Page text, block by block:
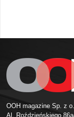
OOH magazine Sp. z
Al. Roździeńskiego